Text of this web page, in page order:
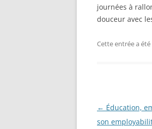
journées à
douceur avec
Cette entrée a
Navigation
des
← Éducation,
son